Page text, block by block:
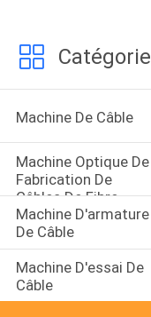
Machine De Câble
Machine Optique De
Fabrication De
Câbles De Fibre
Machine D'armature
De Câble
Machine D'essai De
Câble